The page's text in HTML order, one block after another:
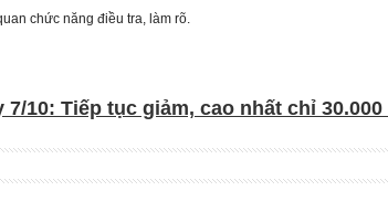
chức năng điều tra, làm rõ.
10: Tiếp tục giảm, cao nhất chỉ